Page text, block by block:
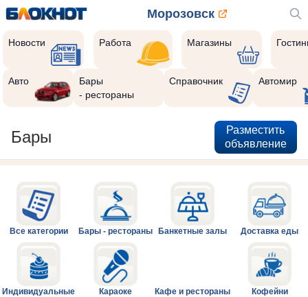
Морозовск
Новости Работа Магазины
Авто
Бары
- рестораны
Справочник Автомир
Бары
Разместить
объявление
Все категории Бары - рестораны Банкетные залы Доставка еды
Индивидуальные
Караоке Кафе и рестораны Кофейни